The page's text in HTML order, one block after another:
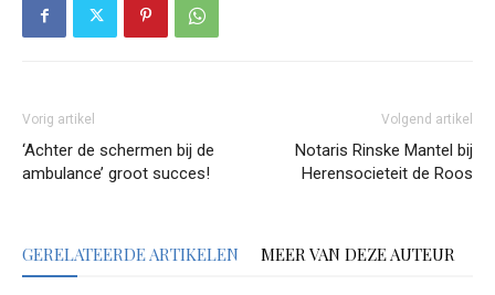
Vorig artikel
‘Achter de schermen bij de
ambulance’ groot succes!
Volgend artikel
Notaris Rinske Mantel bij
Herensocieteit de Roos
GERELATEERDE ARTIKELEN MEER VAN DEZE AUTEUR